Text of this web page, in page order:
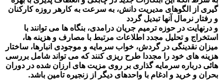
گیری از الگوهای مدیریت دانش، به سرعت به کارهر روزه کارکنان
و رفتار نرمال آنها تبدیل گردد
و درنهایت در حوزه ترمیم جریان درامدی، بنگاه ها می توانند با
استخراج و تحلیل مجدد اطلاعات مرتبط با مصارف و هزینه ها،
میزان نقدینگی در گردش، خواب سرمایه و موجودی انبارها، ساختار
هزینه های خود را مجددا طرح ریزی کنند که می تواند شامل بررسی
هائی درباره سرمایه گذاری بر روی مزیت های ارزان شده در دوران
بحران و خرید و ادغام با واحدهای دیگر از زنجیره تامین باشد.